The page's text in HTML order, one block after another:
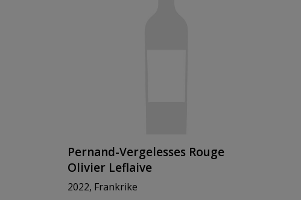
Pernand-Vergelesses Rouge
Olivier Leflaive
2022, Frankrike